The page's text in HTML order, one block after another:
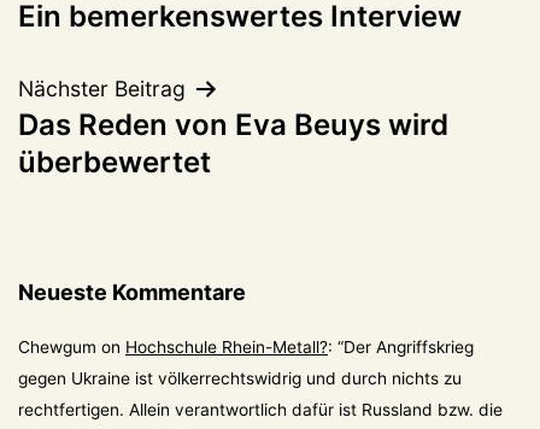
Ein bemerkenswertes Interview
Nächster Beitrag
Das Reden von Eva Beuys wird
überbewertet
Neueste Kommentare
Chewgum on Hochschule Rhein-Metall?: “Der Angriffskrieg
gegen Ukraine ist völkerrechtswidrig und durch nichts zu
rechtfertigen. Allein verantwortlich dafür ist Russland bzw. die